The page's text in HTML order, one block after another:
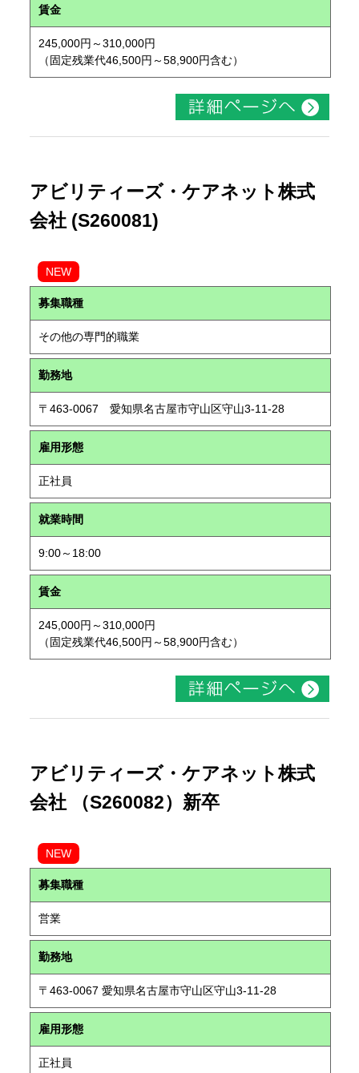
賃金
245,000円～310,000円
（固定残業代46,500円～58,900円含む）
アビリティーズ・ケアネット株式
会社 (S260081)
NEW
募集職種
その他の専門的職業
勤務地
〒463-0067 愛知県名古屋市守山区守山3-11-28
雇用形態
正社員
就業時間
9:00～18:00
賃金
245,000円～310,000円
（固定残業代46,500円～58,900円含む）
アビリティーズ・ケアネット株式
会社 （S260082）新卒
NEW
募集職種
営業
勤務地
〒463-0067 愛知県名古屋市守山区守山3-11-28
雇用形態
正社員